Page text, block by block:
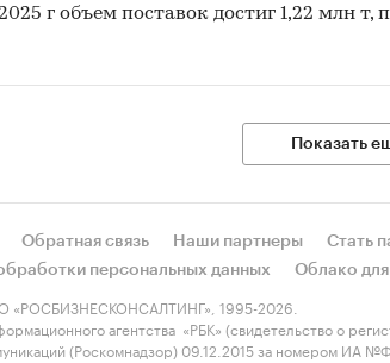
г объем поставок достиг 1,22 млн т,
Показать
Обратная связь Наши партнеры Стать
персональных данных
Облако для
1995-2026.
агентства «РБК» (свидетельство о
(Роскомнадзор) 09.12.2015 за номером ИА